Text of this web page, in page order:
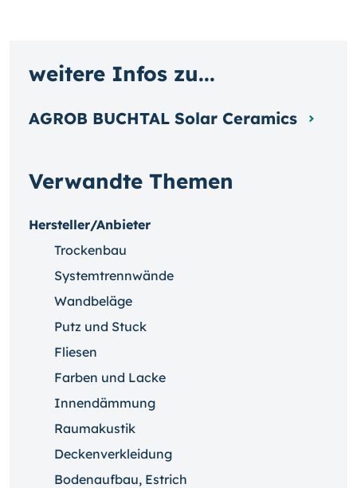
Verwandte Themen
Hersteller/Anbieter
Trockenbau
Systemtrennwände
Wandbeläge
Putz und Stuck
Fliesen
Farben und Lacke
Innendämmung
Raumakustik
Deckenverkleidung
Bodenaufbau, Estrich
weitere Infos zu...
AGROB BUCHTAL Solar Ceramics